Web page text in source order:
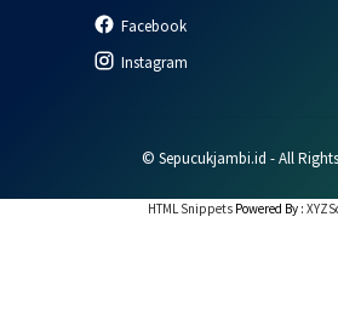
Facebook
Instagram
© Sepucukjambi.id - All
HTML SnippetsPowered By :